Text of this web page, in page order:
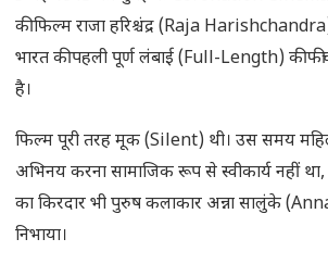
की फिल्म राजा हरिश्चंद्र (Raja
भारत की पहली पूर्ण लंबाई (Full-Length) की
है।
फिल्म पूरी तरह मूक (Silent) थी। उस समय
अभिनय करना सामाजिक रूप से स्वीकार्य नहीं था,
का किरदार भी पुरुष कलाकार अन्ना सालुंके
निभाया।